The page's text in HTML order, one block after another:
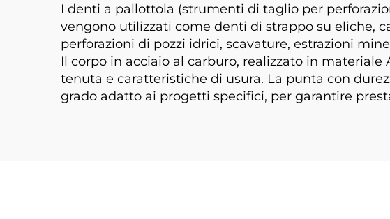
I denti a pallottola (strumenti di taglio per
vengono utilizzati come denti di strappo su eliche,
perforazioni di pozzi idrici, scavature, estrazioni
Il corpo in acciaio al carburo, realizzato in
tenuta e caratteristiche di usura. La punta con
grado adatto ai progetti specifici, per garantire